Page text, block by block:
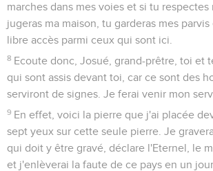
marches dans mes voies et si tu respectes
jugeras ma maison, tu garderas mes
libre accès parmi ceux qui sont ici.
8 Ecoute donc, Josué, grand-prêtre, toi et
qui sont assis devant toi, car ce sont des
serviront de signes. Je ferai venir mon
9 En effet, voici la pierre que j'ai placée
sept yeux sur cette seule pierre. Je
qui doit y être gravé, déclare l'Eternel, le
et j'enlèverai la faute de ce pays en un jour.